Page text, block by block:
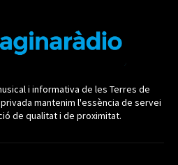
i informativa de les Terres de
mantenim l'essència de servei
de qualitat i de proximitat.